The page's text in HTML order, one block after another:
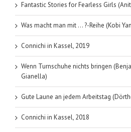
Fantastic Stories for Fearless Girls
Was macht man mit … ?-Reihe (Kobi
Connichi in Kassel, 2019
Wenn Turnschuhe nichts bringen
Gianella)
Gute Laune an jedem Arbeitstag
Connichi in Kassel, 2018